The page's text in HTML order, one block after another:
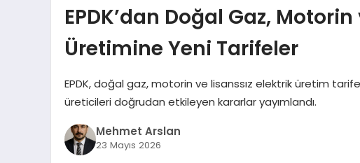
EPDK’dan Doğal Gaz,
Üretimine Yeni Tarifeler
EPDK, doğal gaz, motorin ve lisanssız elektrik üretim
üreticileri doğrudan etkileyen kararlar yayımlandı.
Mehmet Arslan
23 Mayıs 2026